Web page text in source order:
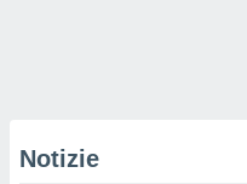
Notizie